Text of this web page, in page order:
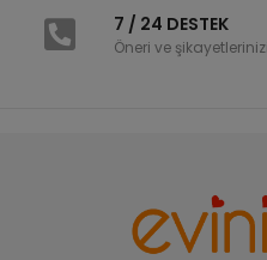
7 / 24 DESTEK
Öneri ve